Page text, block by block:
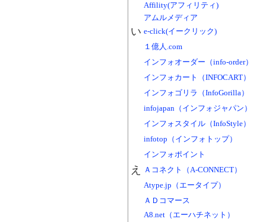
Affility(アフィリティ)
アムルメディア
い e-click(イークリック)
１億人.com
インフォオーダー（info-order）
インフォカート（INFOCART）
インフォゴリラ（InfoGorilla）
infojapan（インフォジャパン）
インフォスタイル（InfoStyle）
infotop（インフォトップ）
インフォポイント
え
Ａコネクト（A-CONNECT）
Atype.jp（エータイプ）
ＡＤコマース
A8.net（エーハチネット）